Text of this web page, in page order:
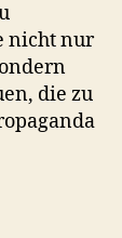
nicht nur
die zu